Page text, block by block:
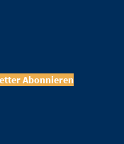
Abonnieren